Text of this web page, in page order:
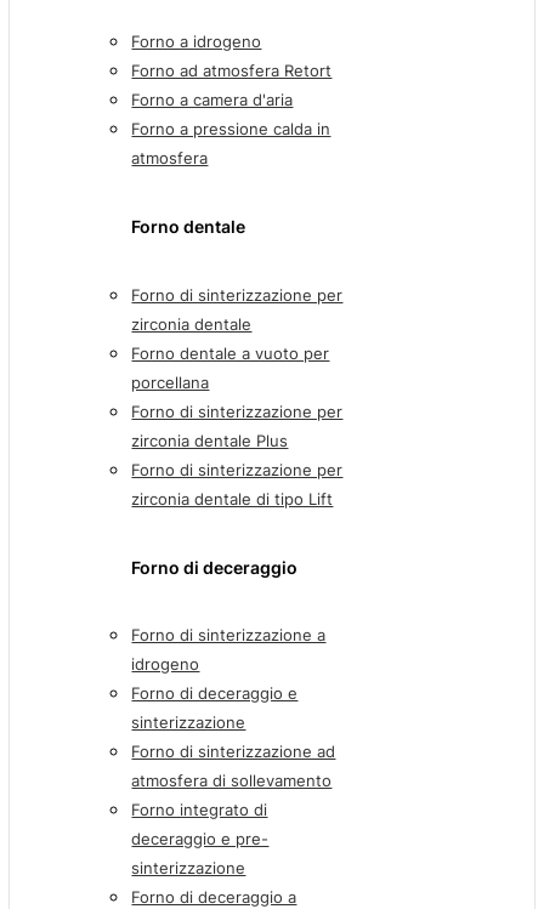
Forno a idrogeno
Forno ad atmosfera Retort
Forno a camera d'aria
Forno a pressione calda in
atmosfera
Forno dentale
Forno di sinterizzazione per
zirconia dentale
Forno dentale a vuoto per
porcellana
Forno di sinterizzazione per
zirconia dentale Plus
Forno di sinterizzazione per
zirconia dentale di tipo Lift
Forno di deceraggio
Forno di sinterizzazione a
idrogeno
Forno di deceraggio e
sinterizzazione
Forno di sinterizzazione ad
atmosfera di sollevamento
Forno integrato di
deceraggio e pre-
sinterizzazione
Forno di deceraggio a